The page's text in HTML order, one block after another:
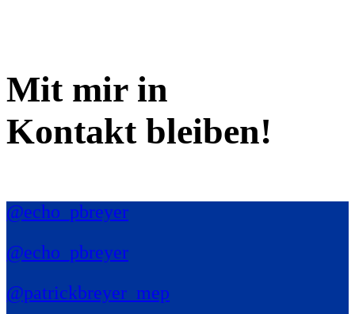
Mit mir in
Kontakt bleiben!
@echo_pbreyer
@echo_pbreyer
@patrickbreyer_mep